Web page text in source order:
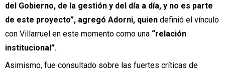
del Gobierno, de la gestión y del día a día, y no es parte
de este proyecto”, agregó Adorni, quien definió el vínculo
con Villarruel en este momento como una “relación
institucional”.
Asimismo, fue consultado sobre las fuertes críticas de